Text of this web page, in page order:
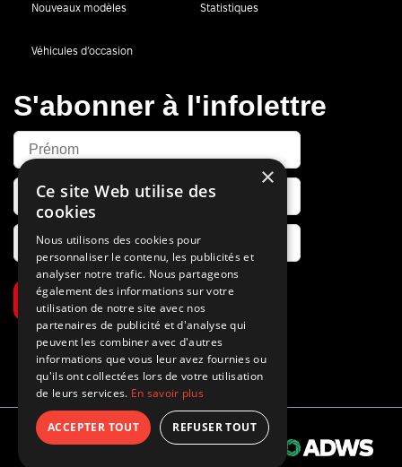
Nouveaux modèles Statistiques
Véhicules d’occasion
S'abonner à l'infolettre
S’abonner
© 2026 Tous droits réservés Propulsé par
×
Ce site Web utilise des
cookies
Nous utilisons des cookies pour
personnaliser le contenu, les publicités et
analyser notre trafic. Nous partageons
également des informations sur votre
utilisation de notre site avec nos
partenaires de publicité et d'analyse qui
peuvent les combiner avec d'autres
informations que vous leur avez fournies ou
qu'ils ont collectées lors de votre utilisation
de leurs services. En savoir plus
ACCEPTER TOUT REFUSER TOUT